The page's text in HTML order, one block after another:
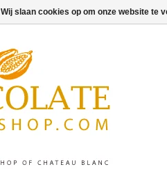
Wij slaan cookies op om onze website te